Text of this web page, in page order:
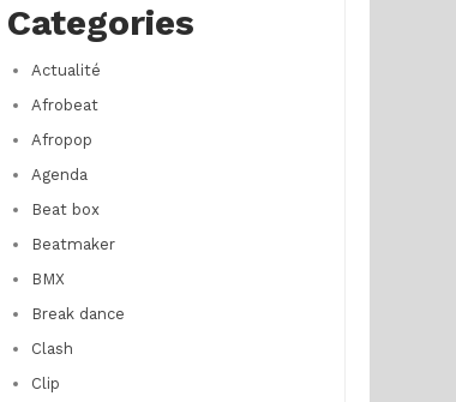
Categories
Actualité
Afrobeat
Afropop
Agenda
Beat box
Beatmaker
BMX
Break dance
Clash
Clip